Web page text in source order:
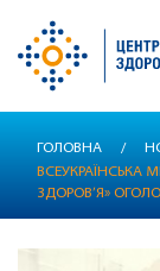
основного
ГОЛОВНА /
ВСЕУКРАЇНСЬКА
ЗДОРОВ’Я»